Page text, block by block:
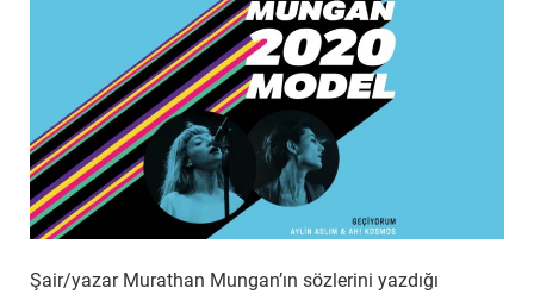
Şair/yazar Murathan Mungan’ın sözlerini yazdığı